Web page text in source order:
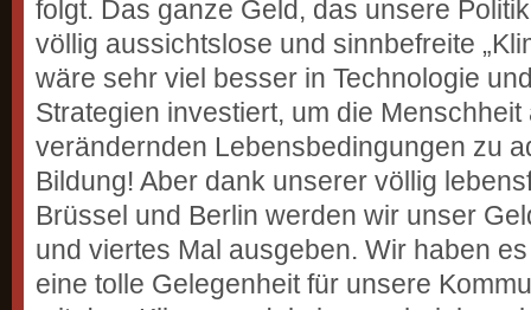
folgt. Das ganze Geld, das unsere
völlig aussichtslose und sinnbefreite
wäre sehr viel besser in Technologie
Strategien investiert, um die Menschheit
verändernden Lebensbedingungen zu
Bildung! Aber dank unserer völlig
Brüssel und Berlin werden wir unser
und viertes Mal ausgeben. Wir haben
eine tolle Gelegenheit für unsere